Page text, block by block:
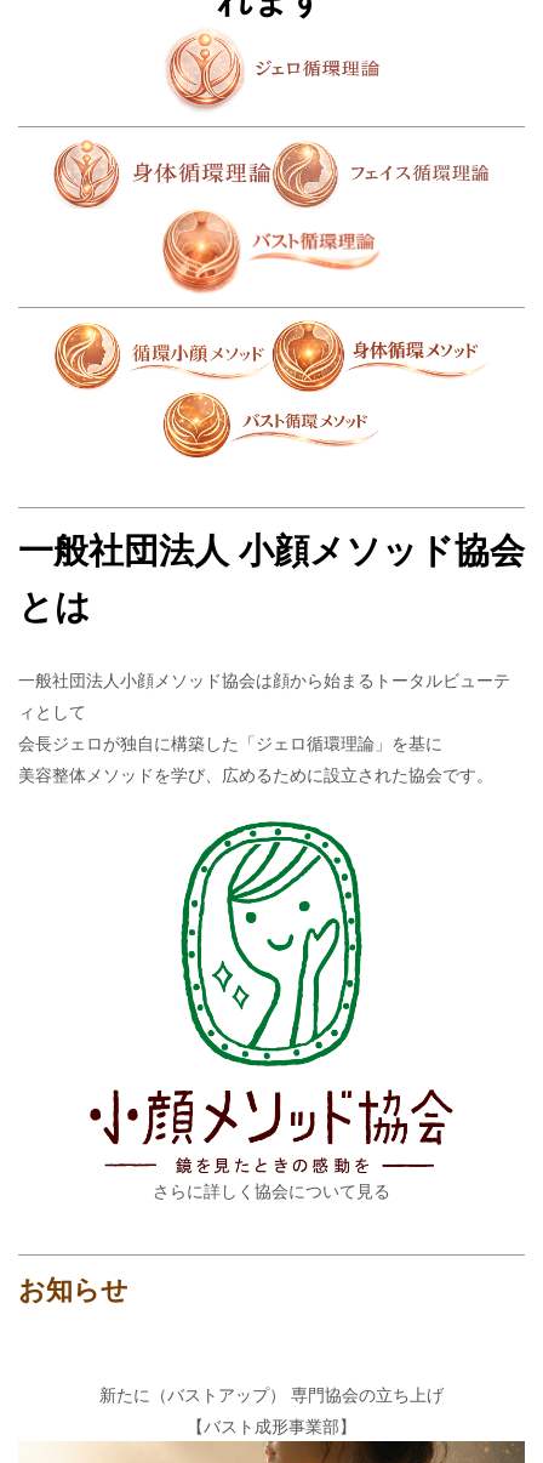
一般社団法人 小顔メソッド協会
とは
一般社団法人小顔メソッド協会は顔から始まるトータルビューテ
ィとして
会長ジェロが独自に構築した「ジェロ循環理論」を基に
美容整体メソッドを学び、広めるために設立された協会です。
さらに詳しく協会について見る
お知らせ
新たに（バストアップ） 専門協会の立ち上げ
【バスト成形事業部】